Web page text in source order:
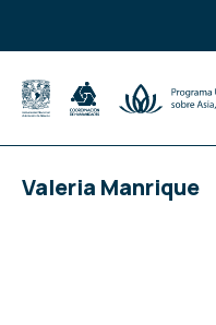
Valeria Manrique